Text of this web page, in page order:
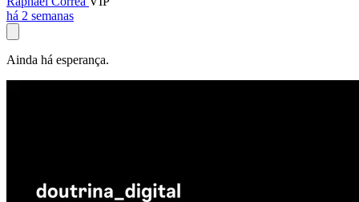
há 2 semanas
Ainda há esperança.